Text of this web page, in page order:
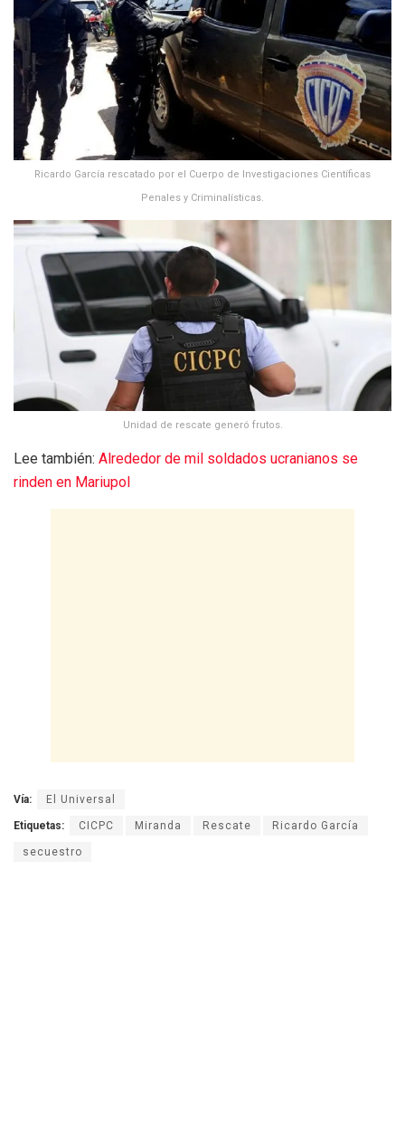
Ricardo García rescatado por el Cuerpo de Investigaciones Científicas
Penales y Criminalísticas.
Unidad de rescate generó frutos.
Lee también: Alrededor de mil soldados ucranianos se
rinden en Mariupol
Vía: El Universal
Etiquetas: CICPC Miranda Rescate Ricardo García
secuestro